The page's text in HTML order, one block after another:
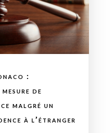
:
de
malgré un
à l’étranger